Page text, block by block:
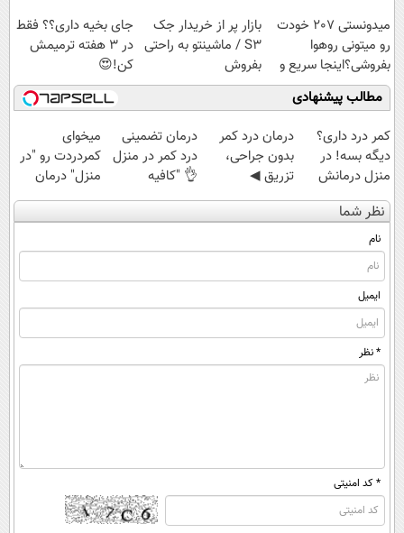
میدونستی 207 خودت
رو میتونی روهوا
بفروشی؟اینجا سریع و
راحت بفروش
بازار پر از خریدار جک
S3 / ماشینتو به راحتی
بفروش
جای بخیه داری؟؟ فقط
در 3 هفته ترمیمش
کن!😍
مطالب پیشنهادی
کمر درد داری؟
دیگه بسه! در
منزل درمانش
کن
(◀پرسش‌نامه)
درمان درد کمر
بدون جراحی،
تزریق ◀
پرسش‌نامه رو پر
کن ▶
درمان تضمینی
درد کمر در منزل
👌 "کافیه
پرسش‌نامه رو پر
کنی"
میخوای
کمردردت رو "در
منزل" درمان
کنی؟ (◂فیلم +
◂پرسش‌نامه)
نظر شما
نام
ایمیل
* نظر
* کد امنیتی